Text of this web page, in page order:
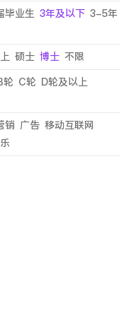
毕业生 3年及以下 3-5年
硕士 博士 不限
轮 C轮 D轮及以上
销 广告 移动互联网